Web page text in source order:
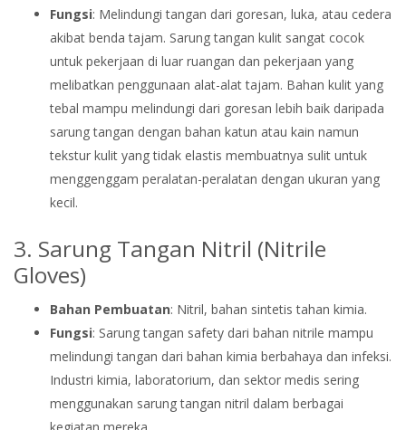
Fungsi: Melindungi tangan dari goresan, luka, atau cedera
akibat benda tajam. Sarung tangan kulit sangat cocok
untuk pekerjaan di luar ruangan dan pekerjaan yang
melibatkan penggunaan alat-alat tajam. Bahan kulit yang
tebal mampu melindungi dari goresan lebih baik daripada
sarung tangan dengan bahan katun atau kain namun
tekstur kulit yang tidak elastis membuatnya sulit untuk
menggenggam peralatan-peralatan dengan ukuran yang
kecil.
3. Sarung Tangan Nitril (Nitrile
Gloves)
Bahan Pembuatan: Nitril, bahan sintetis tahan kimia.
Fungsi: Sarung tangan safety dari bahan nitrile mampu
melindungi tangan dari bahan kimia berbahaya dan infeksi.
Industri kimia, laboratorium, dan sektor medis sering
menggunakan sarung tangan nitril dalam berbagai